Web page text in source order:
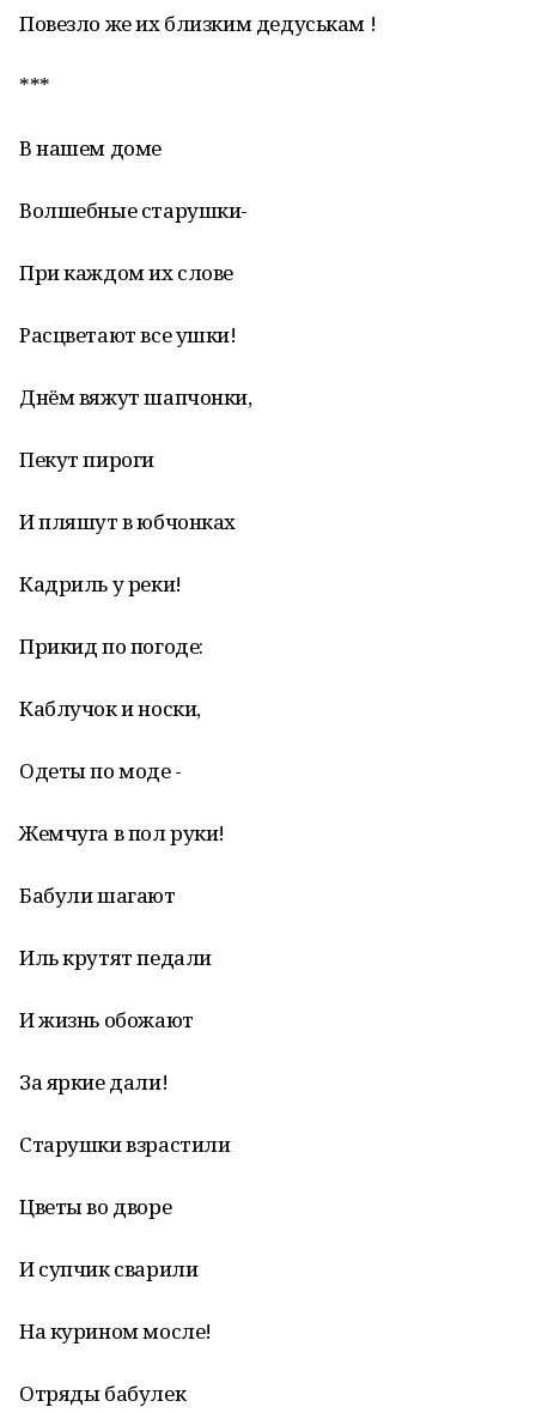
Повезло же их близким дедуськам !
***
В нашем доме
Волшебные старушки-
При каждом их слове
Расцветают все ушки!
Днём вяжут шапчонки,
Пекут пироги
И пляшут в юбчонках
Кадриль у реки!
Прикид по погоде:
Каблучок и носки,
Одеты по моде -
Жемчуга в пол руки!
Бабули шагают
Иль крутят педали
И жизнь обожают
За яркие дали!
Старушки взрастили
Цветы во дворе
И супчик сварили
На курином мосле!
Отряды бабулек